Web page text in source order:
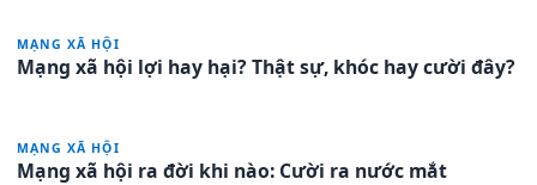
MẠNG XÃ HỘI
Mạng xã hội lợi hay hại? Thật sự, khóc hay cười đây?
MẠNG XÃ HỘI
Mạng xã hội ra đời khi nào: Cười ra nước mắt